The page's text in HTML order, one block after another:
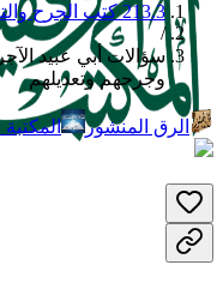
213.3 كتب الجرح والتعديل
/
سؤالات أبي عبيد
وجرحهم وتعديلهم
الرق المنشور